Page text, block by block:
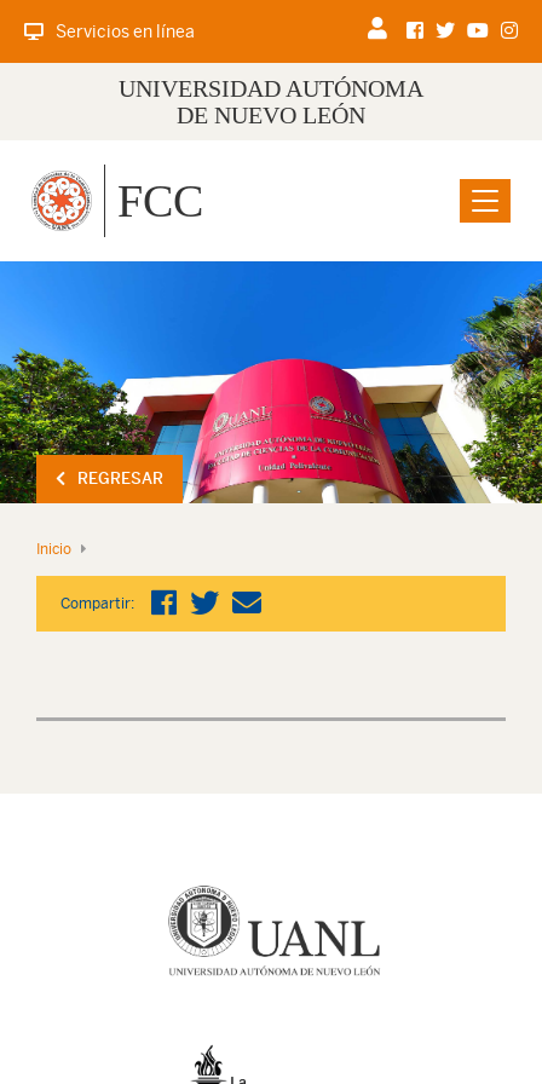
Servicios en línea
UNIVERSIDAD AUTÓNOMA
DE NUEVO LEÓN
Menu
FCC
REGRESAR
Inicio
Compartir: